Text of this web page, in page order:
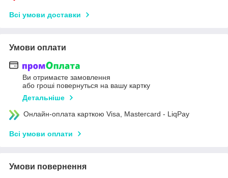
Всі умови доставки
Умови оплати
Ви отримаєте замовлення
або гроші повернуться на вашу картку
Детальніше
Онлайн-оплата карткою Visa, Mastercard - LiqPay
Всі умови оплати
Умови повернення